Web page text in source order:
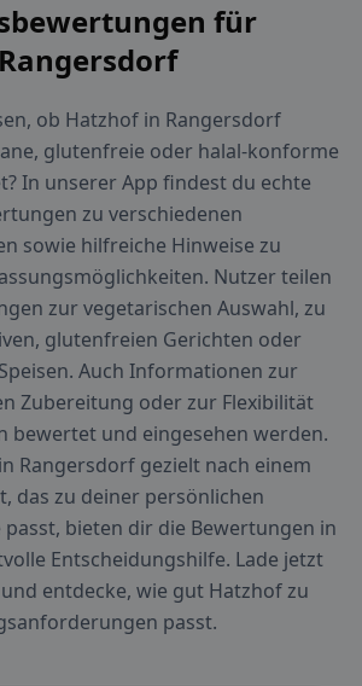
für
ob Hatzhof in Rangersdorf
glutenfreie oder halal-konforme
In unserer App findest du echte
zu verschiedenen
sowie hilfreiche Hinweise zu
Nutzer teilen
zur vegetarischen Auswahl, zu
glutenfreien Gerichten oder
Auch Informationen zur
Zubereitung oder zur Flexibilität
bewertet und eingesehen werden.
Rangersdorf gezielt nach einem
das zu deiner persönlichen
bieten dir die Bewertungen in
Entscheidungshilfe. Lade jetzt
entdecke, wie gut Hatzhof zu
passt.